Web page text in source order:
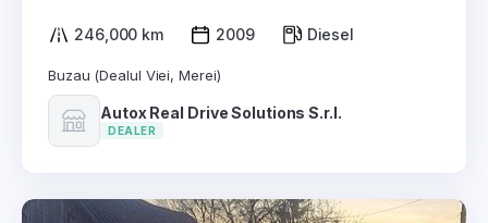
246,000 km 2009 Diesel
Buzau (Dealul Viei, Merei)
Autox Real Drive Solutions S.r.l.
DEALER